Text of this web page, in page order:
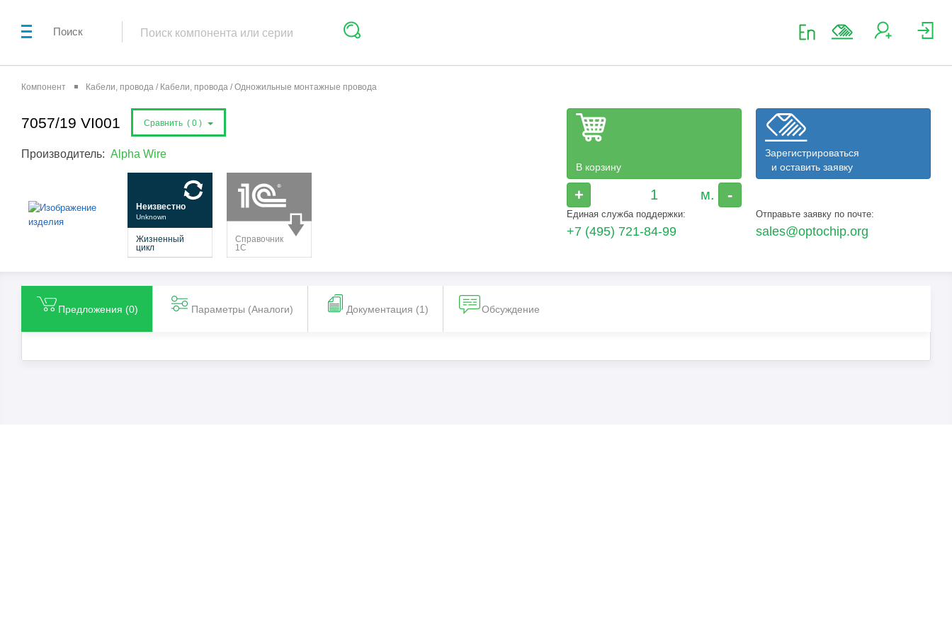
Поиск
Компонент Кабели, провода / Кабели, провода / Одножильные монтажные провода
7057/19 VI001 Сравнить ( 0 )
Производитель: Alpha Wire
В корзину
+ -
Зарегистрироваться
и оставить заявку
Единая служба поддержки:
+7 (495) 721-84-99
Отправьте заявку по почте:
sales@optochip.org
Предложения (0) Параметры (Aналоги) Документация (1) Обсуждение